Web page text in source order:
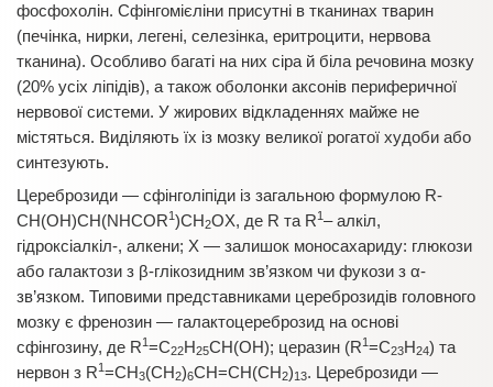
фосфохолін. Сфінгомієліни присутні в тканинах тварин
(печінка, нирки, легені, селезінка, еритроцити, нервова
тканина). Особливо багаті на них сіра й біла речовина мозку
(20% усіх ліпідів), а також оболонки аксонів периферичної
нервової системи. У жирових відкладеннях майже не
містяться. Виділяють їх із мозку великої рогатої худоби або
синтезують.
Цереброзиди — сфінголіпіди із загальною формулою R-
CH(OH)CH(NHCOR1)CH2OХ, де R та R1– алкіл,
гідроксіалкіл-, алкени; Х — залишок моносахариду: глюкози
або галактози з β-глікозидним зв’язком чи фукози з α-
зв’язком. Типовими представниками цереброзидів головного
мозку є френозин — галактоцереброзид на основі
сфінгозину, де R1=С22Н25СН(ОН); церазин (R1=С23Н24) та
нервон з R1=СН3(СН2)6СН=СН(СН2)13. Цереброзиди —